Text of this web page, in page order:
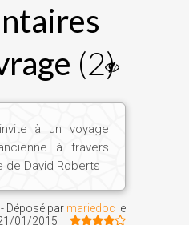
(2)
à un voyage
à travers
de David Roberts
- Déposé par mariedoc le
01/2015